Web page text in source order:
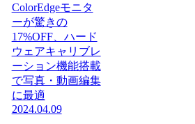
ColorEdgeモニタ
ーが驚きの
17%OFF、ハード
ウェアキャリブレ
ーション機能搭載
で写真・動画編集
に最適
2024.04.09